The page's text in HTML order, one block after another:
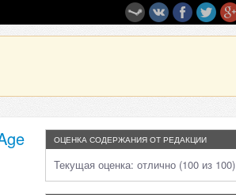
ОЦЕНКА СОДЕРЖАНИЯ ОТ РЕДАКЦИИ
Текущая оценка: отлично (100 из 100)